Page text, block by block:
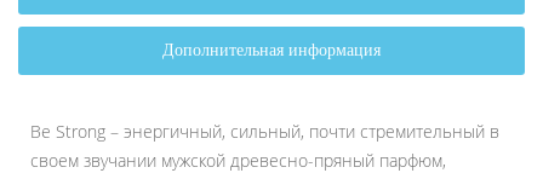
Дополнительная информация
Be Strong – энергичный, сильный, почти стремительный в
своем звучании мужской древесно-пряный парфюм,